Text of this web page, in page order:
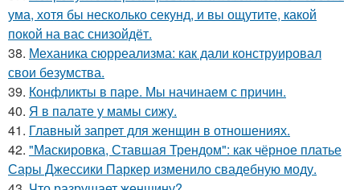
ума, хотя бы несколько секунд, и вы ощутите, какой
покой на вас снизойдёт.
38. Механика сюрреализма: как дали конструировал
свои безумства.
39. Конфликты в паре. Мы начинаем с причин.
40. Я в палате у мамы сижу.
41. Главный запрет для женщин в отношениях.
42. "Маскировка, Ставшая Трендом": как чёрное платье
Сары Джессики Паркер изменило свадебную моду.